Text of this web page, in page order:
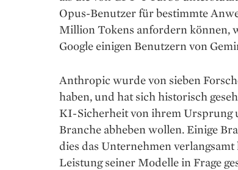
Opus-Benutzer für bestimmte
Million Tokens anfordern können,
Google einigen Benutzern von
Anthropic wurde von sieben
haben, und hat sich historisch
KI-Sicherheit von ihrem Ursprung
Branche abheben wollen. Einige
dies das Unternehmen
Leistung seiner Modelle in Frage